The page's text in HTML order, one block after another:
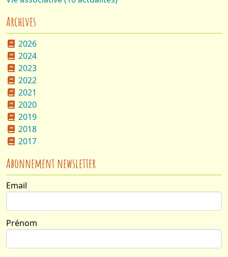
Archives
2026
2024
2023
2022
2021
2020
2019
2018
2017
Abonnement newsletter
Email
Prénom